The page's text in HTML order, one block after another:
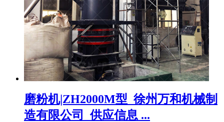
磨粉机|ZH2000M型_徐州万和机械制
造有限公司_供应信息 ...